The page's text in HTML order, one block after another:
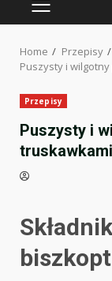
PRIMARY
Home
Przepisy
Puszysty i
Przepisy
Puszysty i
truskawkami